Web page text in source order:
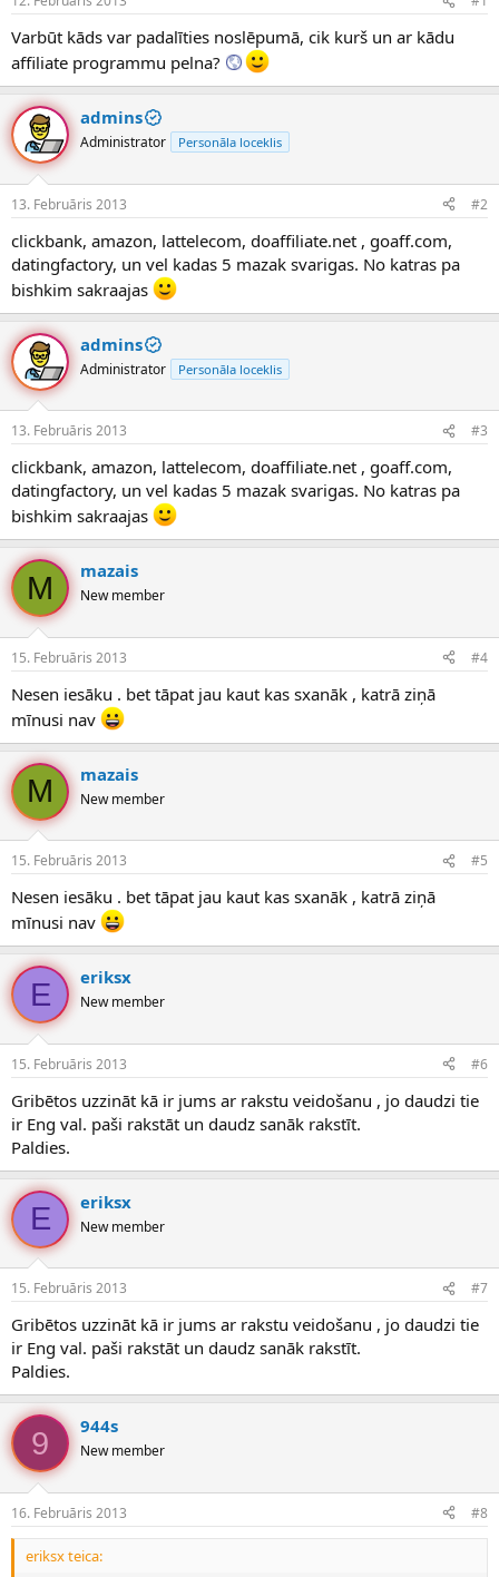
n
u
z
s
ā
c
ē
j
s
a
u
m
s
Varbūt kāds var padalīties noslēpumā, cik kurš un ar kādu
affiliate programmu pelna?
admins
Administrator Personāla loceklis
13. Februāris 2013 #2
clickbank, amazon, lattelecom, doaffiliate.net , goaff.com,
datingfactory, un vel kadas 5 mazak svarigas. No katras pa
bishkim sakraajas
admins
Administrator Personāla loceklis
13. Februāris 2013 #3
clickbank, amazon, lattelecom, doaffiliate.net , goaff.com,
datingfactory, un vel kadas 5 mazak svarigas. No katras pa
bishkim sakraajas
M mazais
New member
15. Februāris 2013 #4
Nesen iesāku . bet tāpat jau kaut kas sxanāk , katrā ziņā
mīnusi nav
M mazais
New member
15. Februāris 2013 #5
Nesen iesāku . bet tāpat jau kaut kas sxanāk , katrā ziņā
mīnusi nav
E eriksx
New member
15. Februāris 2013 #6
Gribētos uzzināt kā ir jums ar rakstu veidošanu , jo daudzi tie
ir Eng val. paši rakstāt un daudz sanāk rakstīt.
Paldies.
E eriksx
New member
15. Februāris 2013 #7
Gribētos uzzināt kā ir jums ar rakstu veidošanu , jo daudzi tie
ir Eng val. paši rakstāt un daudz sanāk rakstīt.
Paldies.
9 944s
New member
16. Februāris 2013 #8
eriksx teica: